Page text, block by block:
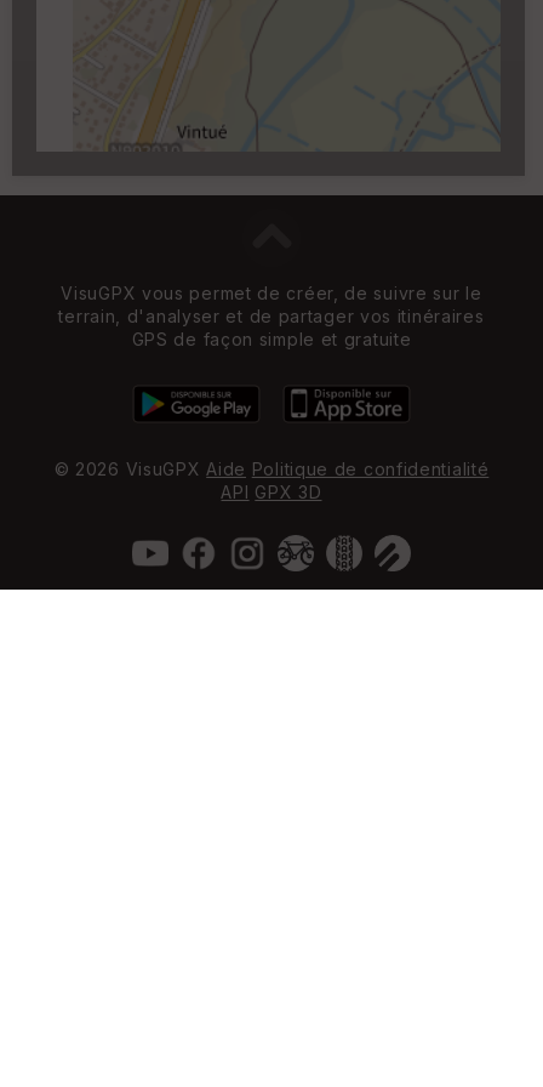
Carroyage UTM
(1km à partir du niveau de
zoom 14)
VisuGPX vous permet de créer, de suivre sur le
terrain, d'analyser et de partager vos itinéraires
GPS de façon simple et gratuite
© 2026 VisuGPX Aide Politique de confidentialité
API GPX 3D